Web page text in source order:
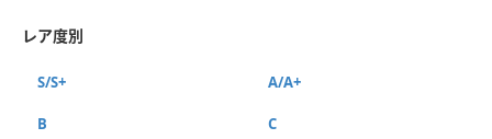
レア度別
S/S+ A/A+
B C